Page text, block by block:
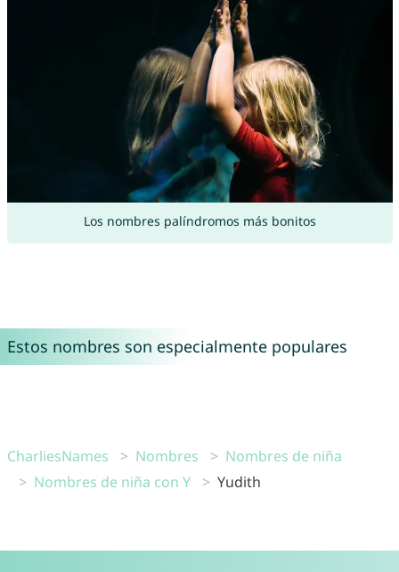
Los nombres palíndromos más bonitos
Estos nombres son especialmente populares
CharliesNames Nombres
Nombres de niña
Nombres de niña con Y
Yudith